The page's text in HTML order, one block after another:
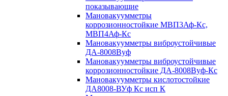
показывающие
Мановакуумметры
коррозионностойкие МВП3Аф-Кс,
МВП4Аф-Кс
Мановакуумметры виброустойчивые
ДА-8008Вуф
Мановакуумметры виброустойчивые
коррозионностойкие ДА-8008Вуф-Кс
Мановакуумметры кислотостойкие
ДА8008-ВУф Кс исп К